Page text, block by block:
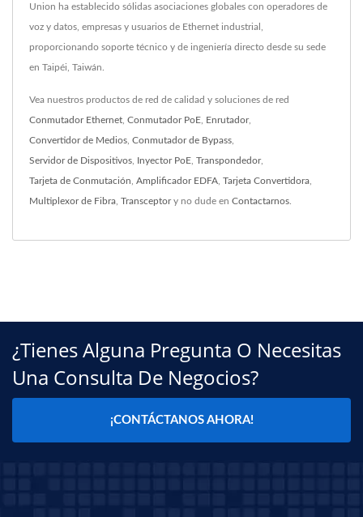
Union ha establecido sólidas asociaciones globales con operadores de
voz y datos, empresas y usuarios de Ethernet industrial,
proporcionando soporte técnico y de ingeniería directo desde su sede
en Taipéi, Taiwán.
Vea nuestros productos de red de calidad y soluciones de red
Conmutador Ethernet Conmutador PoE Enrutador,
Convertidor de Medios Conmutador de Bypass
Servidor de Dispositivos Inyector PoE Transpondedor,
Tarjeta de Conmutación Amplificador EDFA Tarjeta Convertidora
Multiplexor de Fibra Transceptory no dude en Contactarnos
¿Tienes Alguna Pregunta O Necesitas
Una Consulta De Negocios?
¡CONTÁCTANOS AHORA!